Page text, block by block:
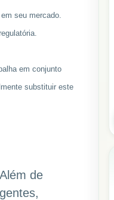
seu mercado.
em conjunto
substituir este
de